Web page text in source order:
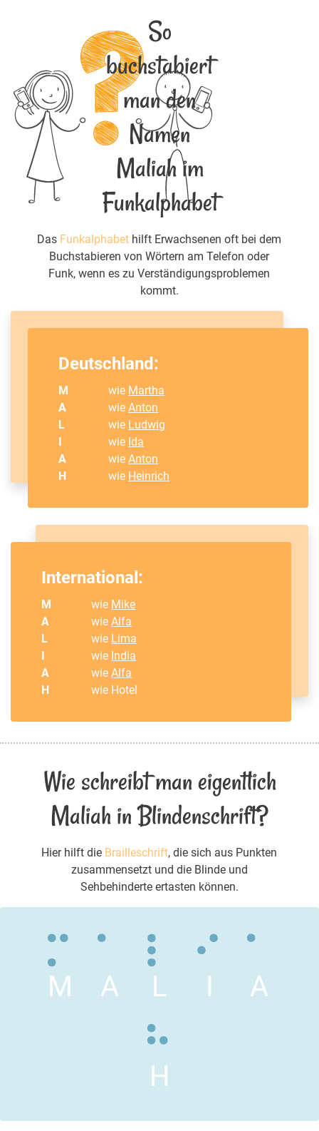
So
buchstabiert
man den
Namen
Maliah im
Funkalphabet
Das Funkalphabet hilft Erwachsenen oft bei dem
Buchstabieren von Wörtern am Telefon oder
Funk, wenn es zu Verständigungsproblemen
kommt.
Deutschland:
M wie Martha
A
wieAnton
L
wie Ludwig
wie Ida
A
wieAnton
H
wie Heinrich
International:
M wie Mike
A
wieAlfa
L
wie Lima
wie India
A
wieAlfa
H
wie Hotel
Wie schreibt man eigentlich
Maliah in Blindenschrift?
Hier hilft die Brailleschrift, die sich aus Punkten
zusammensetzt und die Blinde und
Sehbehinderte ertasten können.
M A L I A
H